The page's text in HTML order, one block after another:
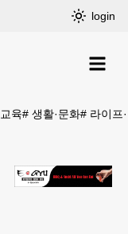
login
교육# 생활·문화# 라이프